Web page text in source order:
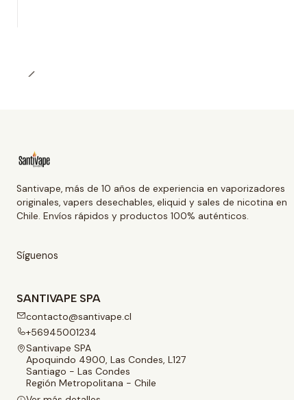
Santivape, más de 10 años de experiencia en vaporizadores
originales, vapers desechables, eliquid y sales de nicotina en
Chile. Envíos rápidos y productos 100% auténticos.
Síguenos
SANTIVAPE SPA
contacto@santivape.cl
+56945001234
Santivape SPA
Apoquindo 4900, Las Condes, L127
Santiago - Las Condes
Región Metropolitana - Chile